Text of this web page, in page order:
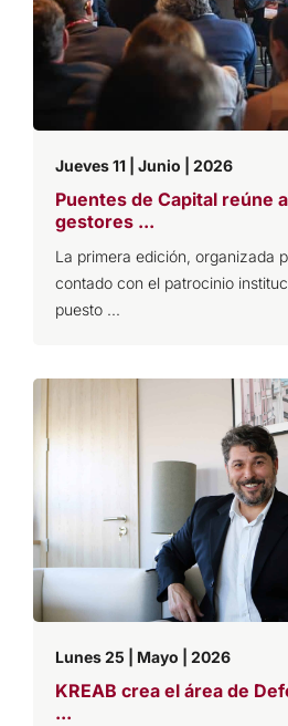
Jueves 11 | Junio | 2026
Puentes de Capital reúne
gestores ...
La primera edición, organizada
contado con el patrocinio
puesto ...
Lunes 25 | Mayo | 2026
KREAB crea el área de
...